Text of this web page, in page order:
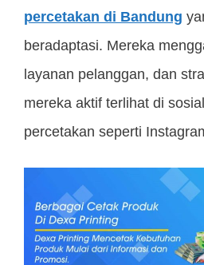
percetakan di Bandung
beradaptasi. Mereka
layanan pelanggan, dan
mereka aktif terlihat di
percetakan seperti